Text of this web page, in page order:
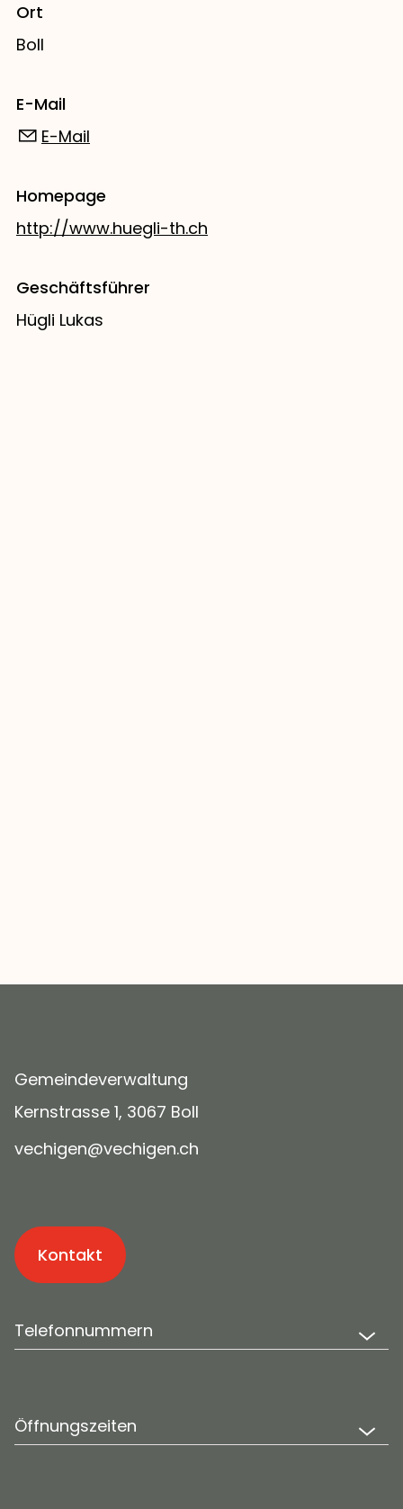
Ort
Boll
E-Mail
E-Mail
Homepage
http://www.huegli-th.ch
Geschäftsführer
Hügli Lukas
Gemeindeverwaltung
Kernstrasse 1, 3067 Boll
v ch g n v ch g n ch
Kontakt
Telefonnummern
Öffnungszeiten